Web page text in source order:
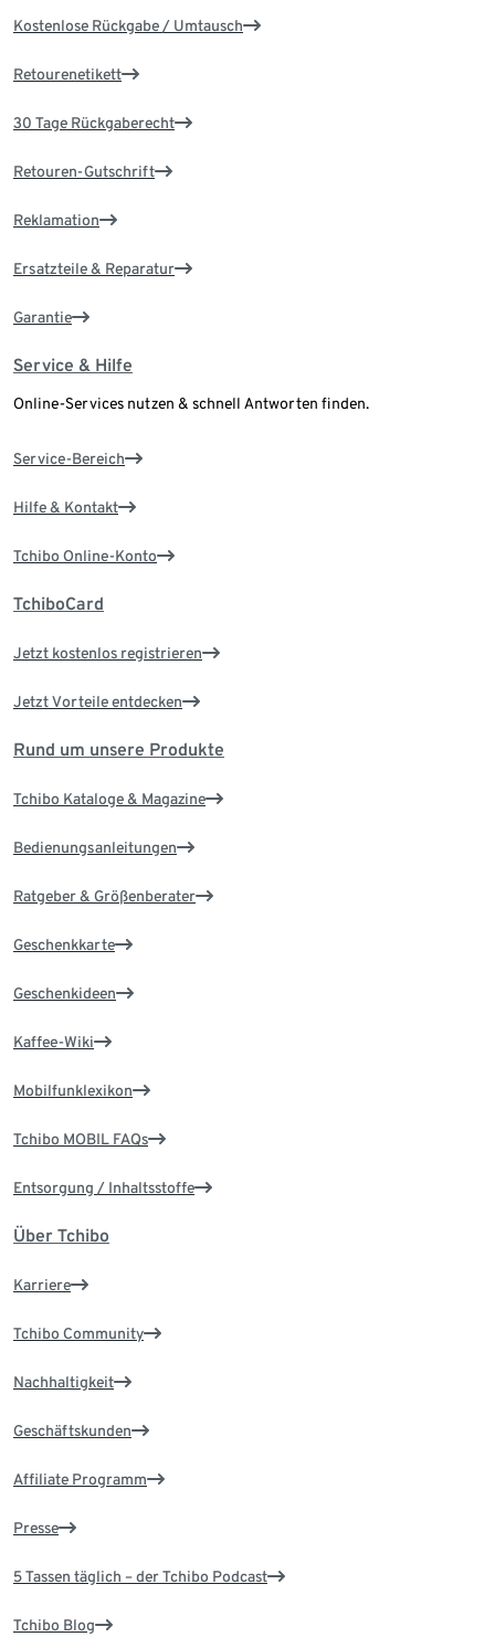
Kostenlose Rückgabe / Umtausch
Retourenetikett
30 Tage Rückgaberecht
Retouren-Gutschrift
Reklamation
Ersatzteile & Reparatur
Garantie
Service & Hilfe
Online-Services nutzen & schnell Antworten finden.
Service-Bereich
Hilfe & Kontakt
Tchibo Online-Konto
TchiboCard
Jetzt kostenlos registrieren
Jetzt Vorteile entdecken
Rund um unsere Produkte
Tchibo Kataloge & Magazine
Bedienungsanleitungen
Ratgeber & Größenberater
Geschenkkarte
Geschenkideen
Kaffee-Wiki
Mobilfunklexikon
Tchibo MOBIL FAQs
Entsorgung / Inhaltsstoffe
Über Tchibo
Karriere
Tchibo Community
Nachhaltigkeit
Geschäftskunden
Affiliate Programm
Presse
5 Tassen täglich – der Tchibo Podcast
Tchibo Blog